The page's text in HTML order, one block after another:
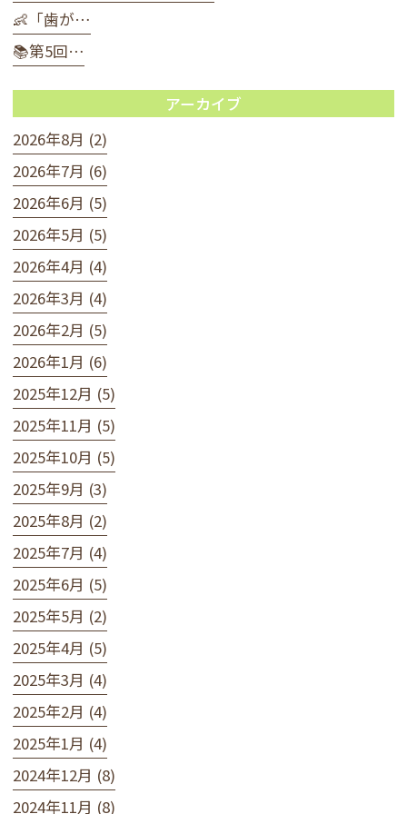
👶「歯が…
📚第5回…
アーカイブ
2026年8月 (2)
2026年7月 (6)
2026年6月 (5)
2026年5月 (5)
2026年4月 (4)
2026年3月 (4)
2026年2月 (5)
2026年1月 (6)
2025年12月 (5)
2025年11月 (5)
2025年10月 (5)
2025年9月 (3)
2025年8月 (2)
2025年7月 (4)
2025年6月 (5)
2025年5月 (2)
2025年4月 (5)
2025年3月 (4)
2025年2月 (4)
2025年1月 (4)
2024年12月 (8)
2024年11月 (8)